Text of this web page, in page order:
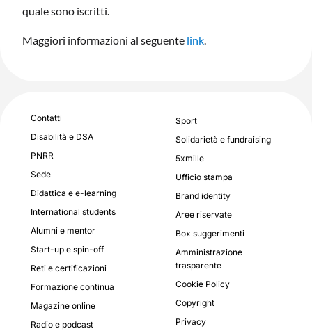
quale sono iscritti.
Maggiori informazioni al seguente link
Contatti
Disabilità e DSA
PNRR
Sede
Didattica e e-learning
International students
Alumni e mentor
Start-up e spin-off
Reti e certificazioni
Formazione continua
Magazine online
Radio e podcast
Sport
Solidarietà e fundraising
5xmille
Ufficio stampa
Brand identity
Aree riservate
Box suggerimenti
Amministrazione
trasparente
Cookie Policy
Copyright
Privacy